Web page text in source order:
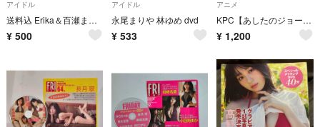
アイドル
送料込 Erika＆百瀬まりな（エリマリ姉妹） FRIDAY 特別付録DVD
¥ 500
アイドル
永尾まりや 林ゆめ dvd
¥ 533
アニメ
KPC【あしたのジョー】講談社
¥ 1,200